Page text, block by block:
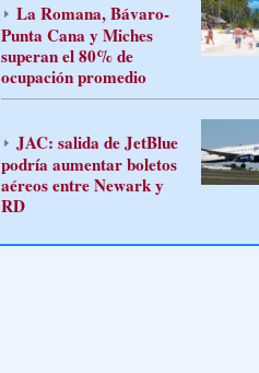
La Romana, Bávaro-
Punta Cana y Miches
superan el 80% de
ocupación promedio
JAC: salida de JetBlue
podría aumentar boletos
aéreos entre Newark y
RD